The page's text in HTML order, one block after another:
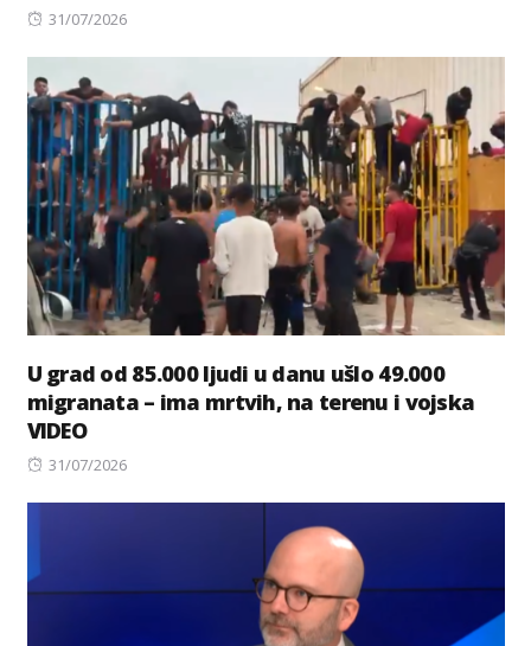
Posted
31/07/2026
U grad od 85.000 ljudi u danu ušlo 49.000
migranata – ima mrtvih, na terenu i vojska
VIDEO
Posted
31/07/2026